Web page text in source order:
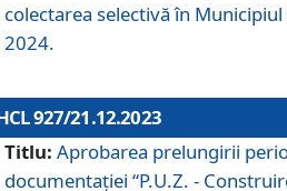
colectarea selectivă în
2024.
927/21.12.2023
Titlu: Aprobarea prelungirii
documentaţiei “P.U.Z. -